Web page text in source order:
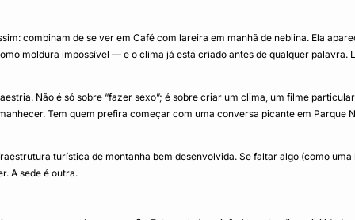
combinam de se ver em Café com lareira em manhã de neblina. Ela
moldura impossível — e o clima já está criado antes de qualquer palavra.
Não é só sobre “fazer sexo”; é sobre criar um clima, um filme
Tem quem prefira começar com uma conversa picante em Parque
turística de montanha bem desenvolvida. Se faltar algo (como
A sede é outra.